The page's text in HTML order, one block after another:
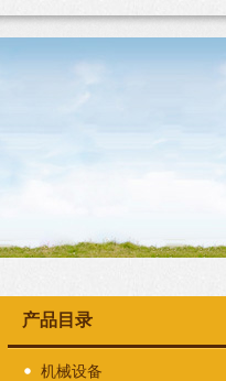
产品目录
机械设备